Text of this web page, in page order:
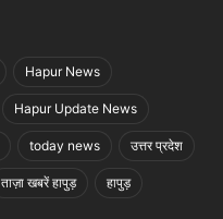
Hapur News
Hapur Update News
today news उत्तर प्रदेश
ताज़ा खबरें हापुड़ हापुड़